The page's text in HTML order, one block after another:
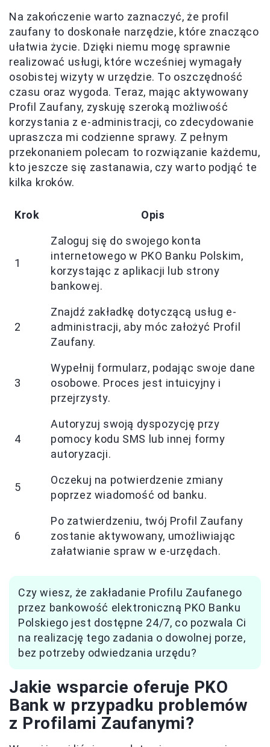
Na zakończenie warto zaznaczyć, że profil
zaufany to doskonałe narzędzie, które znacząco
ułatwia życie. Dzięki niemu mogę sprawnie
realizować usługi, które wcześniej wymagały
osobistej wizyty w urzędzie. To oszczędność
czasu oraz wygoda. Teraz, mając aktywowany
Profil Zaufany, zyskuję szeroką możliwość
korzystania z e-administracji, co zdecydowanie
upraszcza mi codzienne sprawy. Z pełnym
przekonaniem polecam to rozwiązanie każdemu,
kto jeszcze się zastanawia, czy warto podjąć te
kilka kroków.
Krok Opis
1
Zaloguj się do swojego konta
internetowego w PKO Banku Polskim,
korzystając z aplikacji lub strony
bankowej.
2
Znajdź zakładkę dotyczącą usług e-
administracji, aby móc założyć Profil
Zaufany.
3
Wypełnij formularz, podając swoje dane
osobowe. Proces jest intuicyjny i
przejrzysty.
4
Autoryzuj swoją dyspozycję przy
pomocy kodu SMS lub innej formy
autoryzacji.
5
Oczekuj na potwierdzenie zmiany
poprzez wiadomość od banku.
6
Po zatwierdzeniu, twój Profil Zaufany
zostanie aktywowany, umożliwiając
załatwianie spraw w e-urzędach.
Czy wiesz, że zakładanie Profilu Zaufanego
przez bankowość elektroniczną PKO Banku
Polskiego jest dostępne 24/7, co pozwala Ci
na realizację tego zadania o dowolnej porze,
bez potrzeby odwiedzania urzędu?
Jakie wsparcie oferuje PKO
Bank w przypadku problemów
z Profilami Zaufanymi?